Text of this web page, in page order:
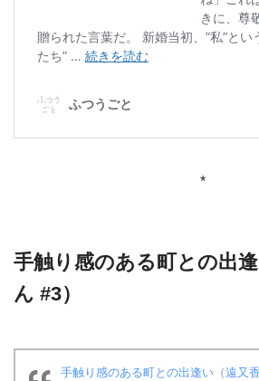
*
手触り感のある町との出
ん #3）
手触り感のある町との出逢い（遠又香